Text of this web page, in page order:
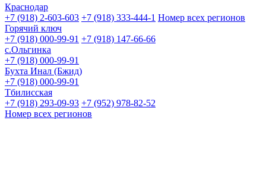
Краснодар
+7 (918) 2-603-603 +7 (918) 333-444-1 Номeр всех регионов
Горячий ключ
+7 (918) 000-99-91 +7 (918) 147-66-66
с.Ольгинка
+7 (918) 000-99-91
Бухта Инал (Бжид)
+7 (918) 000-99-91
Тбилисская
+7 (918) 293-09-93 +7 (952) 978-82-52
Номeр всех регионов